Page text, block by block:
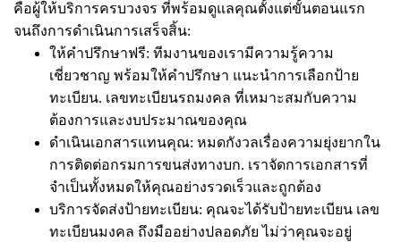
คือผู้ให้บริการครบวงจร ที่พร้อมดูแลคุณตั้งแต่ขั้นตอนแรก
จนถึงการดำเนินการเสร็จสิ้น:
ให้คำปรึกษาฟรี: ทีมงานของเรามีความรู้ความ
เชี่ยวชาญ พร้อมให้คำปรึกษา แนะนำการเลือกป้าย
ทะเบียน. เลขทะเบียนรถมงคล ที่เหมาะสมกับความ
ต้องการและงบประมาณของคุณ
ดำเนินเอกสารแทนคุณ: หมดกังวลเรื่องความยุ่งยากใน
การติดต่อกรมการขนส่งทางบก. เราจัดการเอกสารที่
จำเป็นทั้งหมดให้คุณอย่างรวดเร็วและถูกต้อง
บริการจัดส่งป้ายทะเบียน: คุณจะได้รับป้ายทะเบียน เลข
ทะเบียนมงคล ถึงมืออย่างปลอดภัย ไม่ว่าคุณจะอยู่